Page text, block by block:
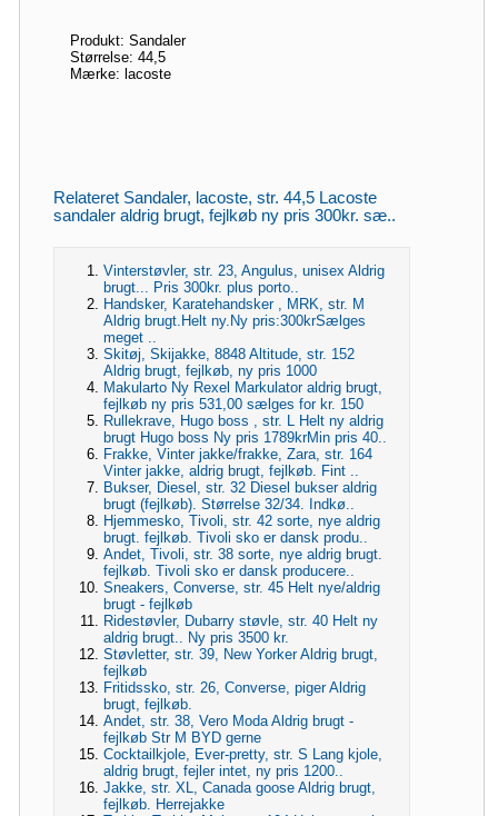
Produkt: Sandaler
Størrelse: 44,5
Mærke: lacoste
Relateret Sandaler, lacoste, str. 44,5 Lacoste
sandaler aldrig brugt, fejlkøb ny pris 300kr. sæ..
Vinterstøvler, str. 23, Angulus, unisex Aldrig
brugt... Pris 300kr. plus porto..
Handsker, Karatehandsker , MRK, str. M
Aldrig brugt.Helt ny.Ny pris:300krSælges
meget ..
Skitøj, Skijakke, 8848 Altitude, str. 152
Aldrig brugt, fejlkøb, ny pris 1000
Makularto Ny Rexel Markulator aldrig brugt,
fejlkøb ny pris 531,00 sælges for kr. 150
Rullekrave, Hugo boss , str. L Helt ny aldrig
brugt Hugo boss Ny pris 1789krMin pris 40..
Frakke, Vinter jakke/frakke, Zara, str. 164
Vinter jakke, aldrig brugt, fejlkøb. Fint ..
Bukser, Diesel, str. 32 Diesel bukser aldrig
brugt (fejlkøb). Størrelse 32/34. Indkø..
Hjemmesko, Tivoli, str. 42 sorte, nye aldrig
brugt. fejlkøb. Tivoli sko er dansk produ..
Andet, Tivoli, str. 38 sorte, nye aldrig brugt.
fejlkøb. Tivoli sko er dansk producere..
Sneakers, Converse, str. 45 Helt nye/aldrig
brugt - fejlkøb
Ridestøvler, Dubarry støvle, str. 40 Helt ny
aldrig brugt.. Ny pris 3500 kr.
Støvletter, str. 39, New Yorker Aldrig brugt,
fejlkøb
Fritidssko, str. 26, Converse, piger Aldrig
brugt, fejlkøb.
Andet, str. 38, Vero Moda Aldrig brugt -
fejlkøb Str M BYD gerne
Cocktailkjole, Ever-pretty, str. S Lang kjole,
aldrig brugt, fejler intet, ny pris 1200..
Jakke, str. XL, Canada goose Aldrig brugt,
fejlkøb. Herrejakke